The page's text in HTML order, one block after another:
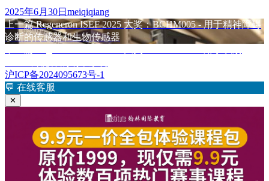
发
布
于
2025年6月30日 作
者
meiqiqiang
文
章
导
航
上一篇上
篇
Regeneron ISEF 2025 大奖：BCHM005 - 用于精神障碍
诊断的传感器和生物传感器
文
章：
沪ICP备2024095673号-1
💬 在线客服
✕